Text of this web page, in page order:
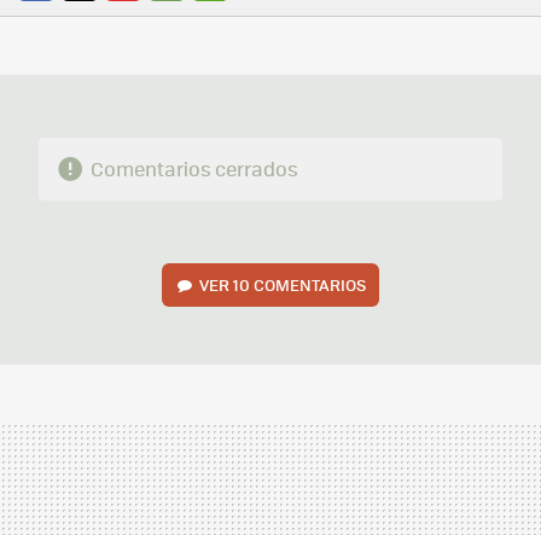
FACEBOOK
TWITTERFLIPBOARD
E-
WHATSAPP
Comentarios cerrados
VER 10 COMENTARIOS